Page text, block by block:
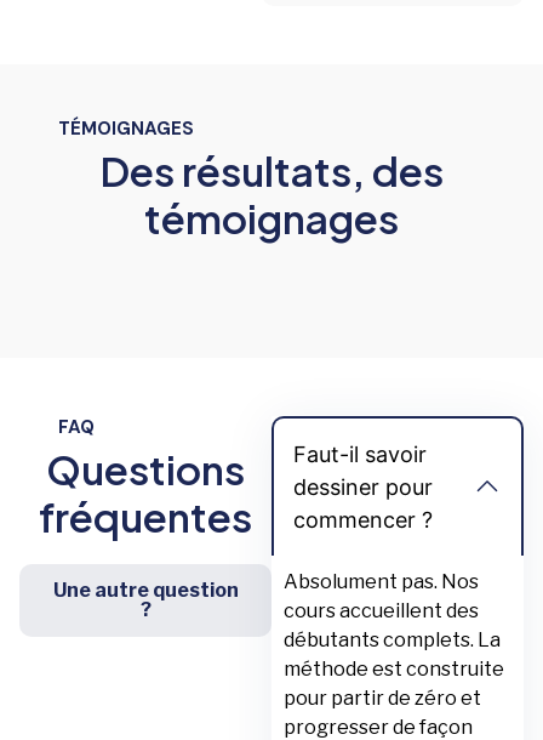
TÉMOIGNAGES
Des résultats, des
témoignages
FAQ
Questions
fréquentes
Une autre question
?
Faut-il savoir
dessiner pour
commencer ?
Absolument pas. Nos
cours accueillent des
débutants complets. La
méthode est construite
pour partir de zéro et
progresser de façon